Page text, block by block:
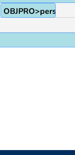
OBJPRO>person